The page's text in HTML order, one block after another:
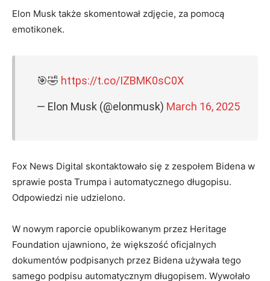
Elon Musk także skomentował zdjęcie, za pomocą
emotikonek.
🎯🤣 https://t.co/IZBMK0sC0X
— Elon Musk (@elonmusk) March 16, 2025
Fox News Digital skontaktowało się z zespołem Bidena w
sprawie posta Trumpa i automatycznego długopisu.
Odpowiedzi nie udzielono.
W nowym raporcie opublikowanym przez Heritage
Foundation ujawniono, że większość oficjalnych
dokumentów podpisanych przez Bidena używała tego
samego podpisu automatycznym długopisem. Wywołało